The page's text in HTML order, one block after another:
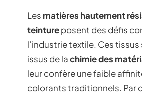
Les matières hautement
teintureposent des défis
l’industrie textile. Ces
issus de lachimie des
leur confère une faible
colorants traditionnels. Par